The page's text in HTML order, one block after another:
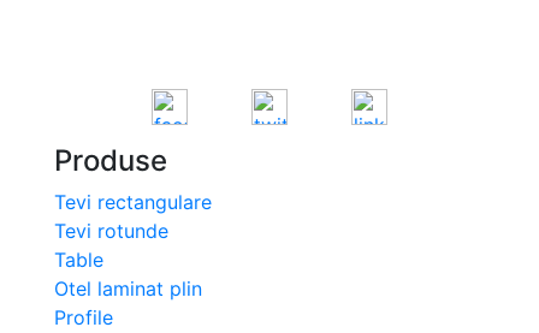
Produse
Tevi rectangulare
Tevi rotunde
Table
Otel laminat plin
Profile